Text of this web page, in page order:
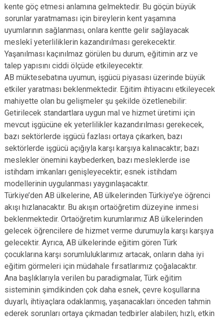
kente göç etmesi anlamına gelmektedir. Bu göçün büyük
sorunlar yaratmaması için bireylerin kent yaşamına
uyumlarının sağlanması, onlara kentte gelir sağlayacak
meslekî yeterliliklerin kazandırılması gerekecektir.
Yaşanılması kaçınılmaz görülen bu durum, eğitimin arz ve
talep yapısını ciddi ölçüde etkileyecektir.
AB müktesebatına uyumun, işgücü piyasası üzerinde büyük
etkiler yaratması beklenmektedir. Eğitim ihtiyacını etkileyecek
mahiyette olan bu gelişmeler şu şekilde özetlenebilir:
Getirilecek standartlara uygun mal ve hizmet üretimi için
mevcut işgücüne ek yeterlilikler kazandırılması gerekecek,
bazı sektörlerde işgücü fazlası ortaya çıkarken, bazı
sektörlerde işgücü açığıyla karşı karşıya kalınacaktır; bazı
meslekler önemini kaybederken, bazı mesleklerde ise
istihdam imkanları genişleyecektir; esnek istihdam
modellerinin uygulanması yaygınlaşacaktır.
Türkiye’den AB ülkelerine, AB ülkelerinden Türkiye’ye öğrenci
akışı hızlanacaktır. Bu akışın ortaöğretim düzeyine inmesi
beklenmektedir. Ortaöğretim kurumlarımız AB ülkelerinden
gelecek öğrencilere de hizmet verme durumuyla karşı karşıya
gelecektir. Ayrıca, AB ülkelerinde eğitim gören Türk
çocuklarına karşı sorumluluklarımız artacak, onların daha iyi
eğitim görmeleri için müdahale fırsatlarımız çoğalacaktır.
Ana başlıklarıyla verilen bu paradigmalar, Türk eğitim
sisteminin şimdikinden çok daha esnek, çevre koşullarına
duyarlı, ihtiyaçlara odaklanmış, yaşanacakları önceden tahmin
ederek sorunları ortaya çıkmadan tedbirler alabilen; hızlı, etkin